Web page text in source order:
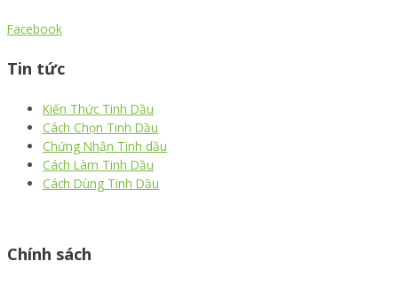
Facebook
Tin tức
Kiến Thức Tinh Dầu
Cách Chọn Tinh Dầu
Chứng Nhận Tinh dầu
Cách Làm Tinh Dầu
Cách Dùng Tinh Dầu
Chính sách